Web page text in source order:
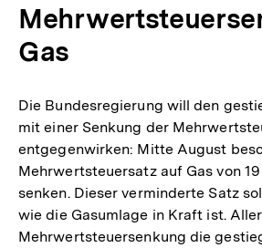
Gas
Die Bundesregierung will den
mit einer Senkung der
entgegenwirken: Mitte August
Mehrwertsteuersatz auf Gas von
senken. Dieser verminderte Satz
wie die Gasumlage in Kraft ist.
Mehrwertsteuersenkung die